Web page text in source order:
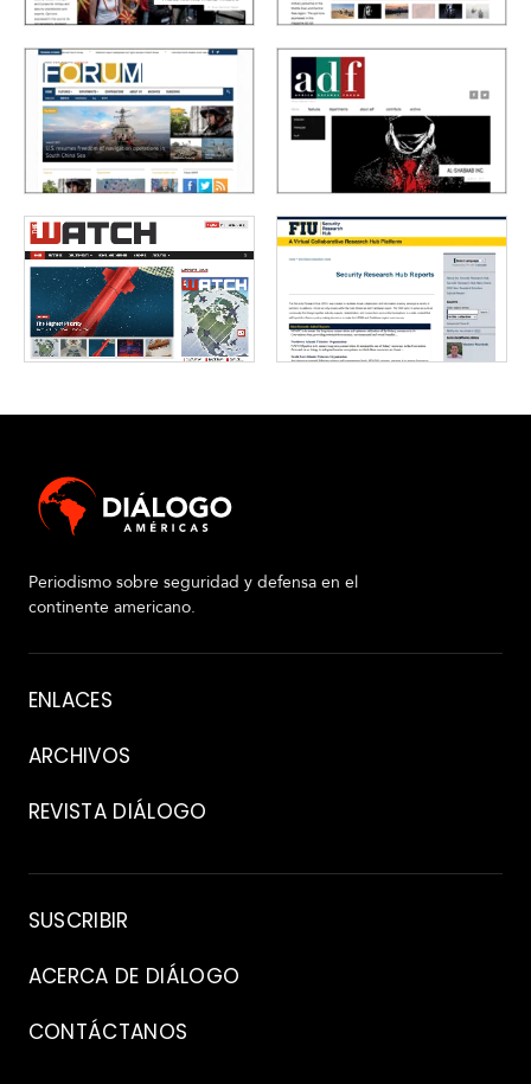
Periodismo sobre seguridad y defensa en el
continente americano.
Acerca
de
ENLACES
ARCHIVOS
REVISTA DIÁLOGO
Archivo
SUSCRIBIR
ACERCA DE DIÁLOGO
CONTÁCTANOS